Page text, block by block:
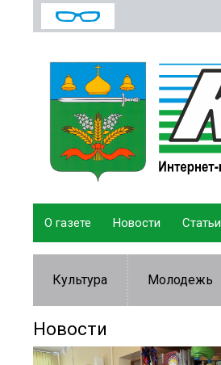
О газете Новости Статьи
Культура Молодежь
Новости